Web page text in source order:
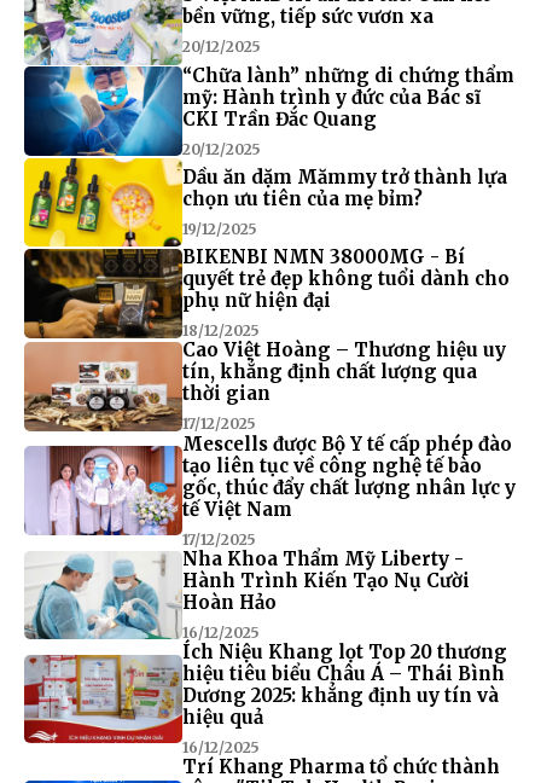
bền vững, tiếp sức vươn xa
20/12/2025
“Chữa lành” những di chứng thẩm
mỹ: Hành trình y đức của Bác sĩ
CKI Trần Đắc Quang
20/12/2025
Dầu ăn dặm Mămmy trở thành lựa
chọn ưu tiên của mẹ bỉm?
19/12/2025
BIKENBI NMN 38000MG - Bí
quyết trẻ đẹp không tuổi dành cho
phụ nữ hiện đại
18/12/2025
Cao Việt Hoàng – Thương hiệu uy
tín, khẳng định chất lượng qua
thời gian
17/12/2025
Mescells được Bộ Y tế cấp phép đào
tạo liên tục về công nghệ tế bào
gốc, thúc đẩy chất lượng nhân lực y
tế Việt Nam
17/12/2025
Nha Khoa Thẩm Mỹ Liberty -
Hành Trình Kiến Tạo Nụ Cười
Hoàn Hảo
16/12/2025
Ích Niệu Khang lọt Top 20 thương
hiệu tiêu biểu Châu Á – Thái Bình
Dương 2025: khẳng định uy tín và
hiệu quả
16/12/2025
Trí Khang Pharma tổ chức thành